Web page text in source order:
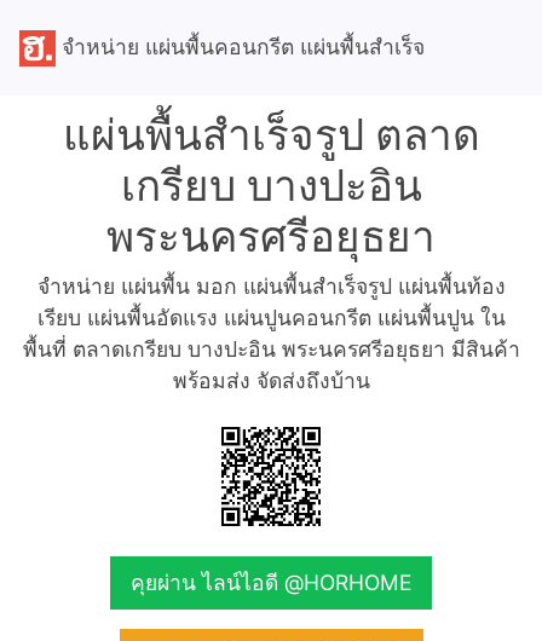
จำหน่าย แผ่นพื้นคอนกรีต แผ่นพื้นสำเร็จ
แผ่นพื้นสำเร็จรูป ตลาด
เกรียบ บางปะอิน
พระนครศรีอยุธยา
จำหน่าย แผ่นพื้น มอก แผ่นพื้นสำเร็จรูป แผ่นพื้นท้อง
เรียบ แผ่นพื้นอัดแรง แผ่นปูนคอนกรีต แผ่นพื้นปูน ใน
พื้นที่ ตลาดเกรียบ บางปะอิน พระนครศรีอยุธยา มีสินค้า
พร้อมส่ง จัดส่งถึงบ้าน
คุยผ่าน ไลน์ไอดี @HORHOME